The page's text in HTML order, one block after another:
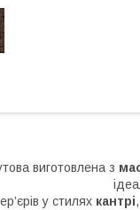
виготовлена з
у стилях кантрі,